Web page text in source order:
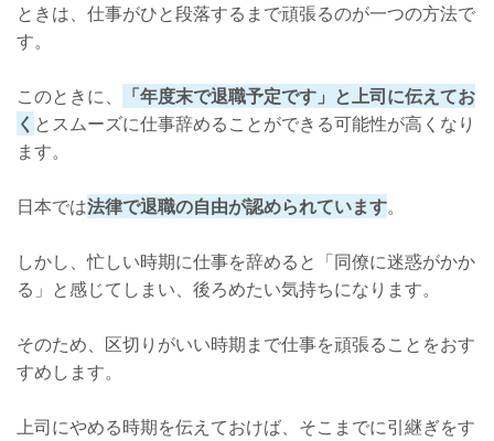
ときは、仕事がひと段落するまで頑張るのが一つの方法で
す。
このときに、
「年度末で退職予定です」と上司に伝えてお
く とスムーズに仕事辞めることができる可能性が高くなり
ます。
日本では法律で退職の自由が認められています。
しかし、忙しい時期に仕事を辞めると「同僚に迷惑がかか
る」と感じてしまい、後ろめたい気持ちになります。
そのため、区切りがいい時期まで仕事を頑張ることをおす
すめします。
上司にやめる時期を伝えておけば、そこまでに引継ぎをす